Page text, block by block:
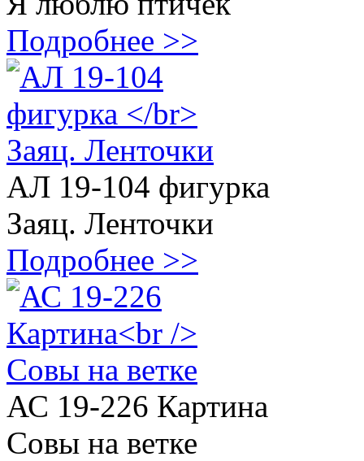
Подробнее >>
АЛ 19-104 фигурка
Заяц. Ленточки
Подробнее >>
АС 19-226 Картина
Совы на ветке